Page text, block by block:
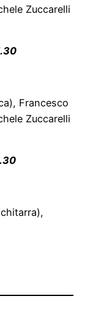
Zuccarelli
Francesco
Zuccarelli